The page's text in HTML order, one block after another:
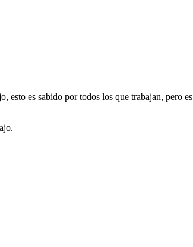
es sabido por todos los que trabajan, pero